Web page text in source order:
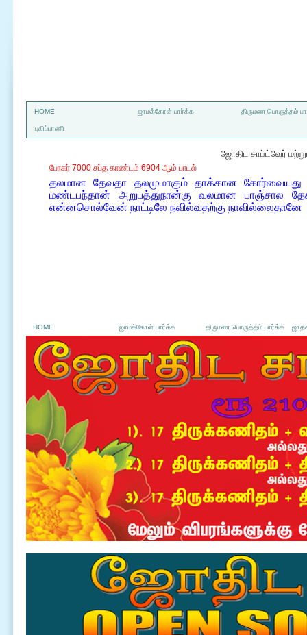
HOME ஜாமக்கோள் பார்க்க திருமண பொருத்தம்
புலிப்பாணி
ஜோதிட சாப்ட்வேர்
போகர் 7000 சப்த காண்டம் 6904 ஆம் பாடல்
தலமான தேவதா தலமுமாகும் தாக்கான
மண்டபந்தான் அறுபத்துநான்கு வலமான பாஞ்சால
என்னசொல்வேன் நாட்டிலே நவில்வதற்கு நாவில்லைதானே
HOME ஜாமக்கோள் பார்க்க திருமண பொருத்தம் பார்க்க